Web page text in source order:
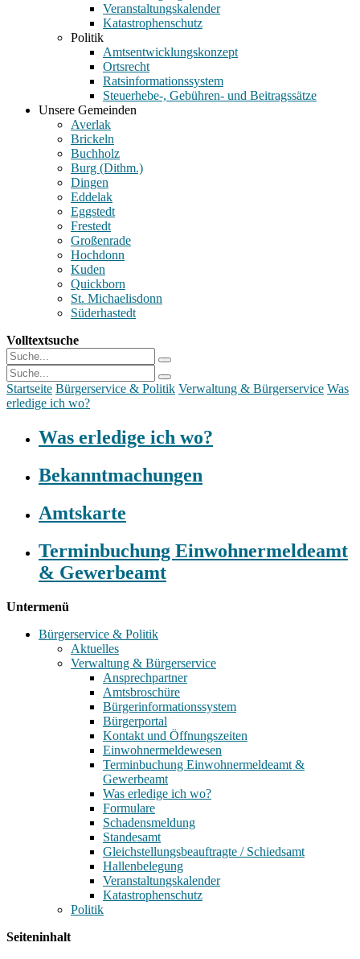
Veranstaltungskalender
Katastrophenschutz
Politik
Amtsentwicklungskonzept
Ortsrecht
Ratsinformationssystem
Steuerhebe-, Gebühren- und Beitragssätze
Unsere Gemeinden
Averlak
Brickeln
Buchholz
Burg (Dithm.)
Dingen
Eddelak
Eggstedt
Frestedt
Großenrade
Hochdonn
Kuden
Quickborn
St. Michaelisdonn
Süderhastedt
Volltextsuche
Startseite Bürgerservice & Politik Verwaltung & Bürgerservice Was
erledige ich wo?
Was erledige ich wo?
Bekanntmachungen
Amtskarte
Terminbuchung Einwohnermeldeamt
& Gewerbeamt
Untermenü
Bürgerservice & Politik
Aktuelles
Verwaltung & Bürgerservice
Ansprechpartner
Amtsbroschüre
Bürgerinformationssystem
Bürgerportal
Kontakt und Öffnungszeiten
Einwohnermeldewesen
Terminbuchung Einwohnermeldeamt &
Gewerbeamt
Was erledige ich wo?
Formulare
Schadensmeldung
Standesamt
Gleichstellungsbeauftragte / Schiedsamt
Hallenbelegung
Veranstaltungskalender
Katastrophenschutz
Politik
Seiteninhalt